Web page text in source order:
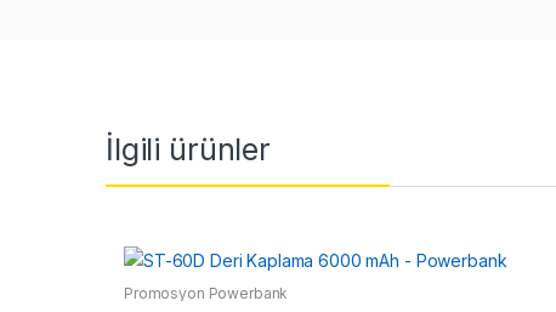
İlgili ürünler
Promosyon Powerbank